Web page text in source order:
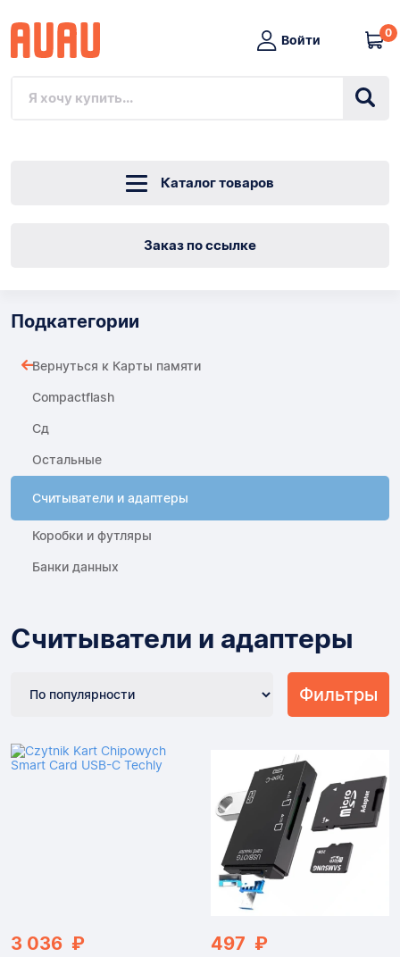
Войти
0
Каталог товаров
Заказ по ссылке
Подкатегории
Вернуться к Карты памяти
Compactflash
Сд
Остальные
Считыватели и адаптеры
Коробки и футляры
Банки данных
Считыватели и адаптеры
Фильтры
3 036 ₽ 497 ₽